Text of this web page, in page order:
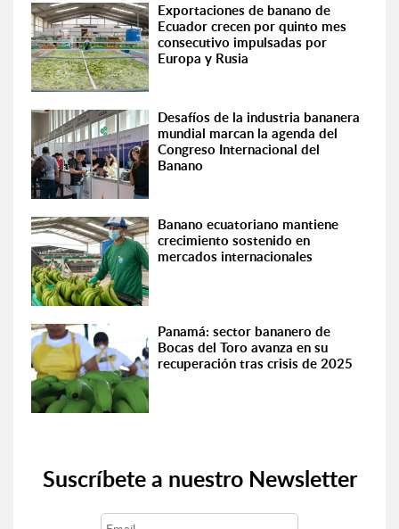
Exportaciones de banano de
Ecuador crecen por quinto mes
consecutivo impulsadas por
Europa y Rusia
Desafíos de la industria bananera
mundial marcan la agenda del
Congreso Internacional del
Banano
Banano ecuatoriano mantiene
crecimiento sostenido en
mercados internacionales
Panamá: sector bananero de
Bocas del Toro avanza en su
recuperación tras crisis de 2025
Suscríbete a nuestro Newsletter